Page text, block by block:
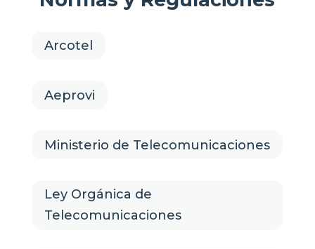
Arcotel
Aeprovi
Ministerio de Telecomunicaciones
Ley Orgánica de
Telecomunicaciones